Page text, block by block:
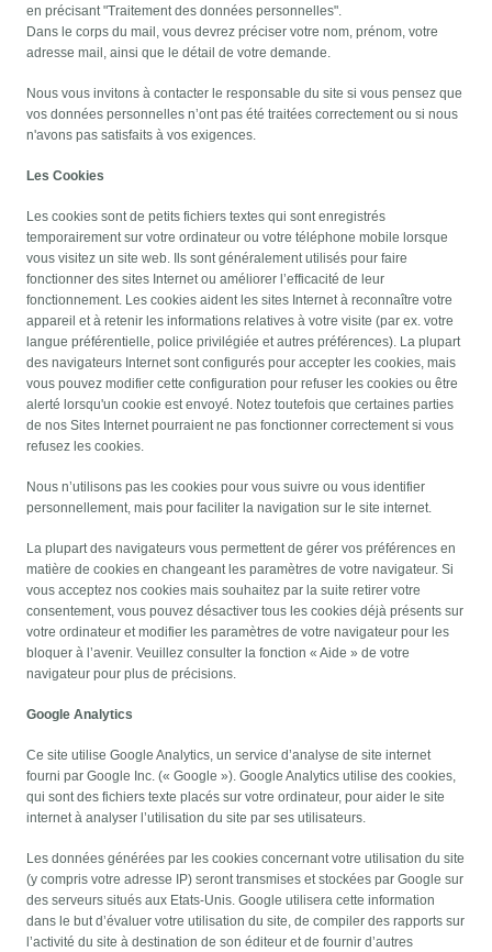
en précisant "Traitement des données personnelles".
Dans le corps du mail, vous devrez préciser votre nom, prénom, votre
adresse mail, ainsi que le détail de votre demande.
Nous vous invitons à contacter le responsable du site si vous pensez que
vos données personnelles n’ont pas été traitées correctement ou si nous
n'avons pas satisfaits à vos exigences.
Les Cookies
Les cookies sont de petits fichiers textes qui sont enregistrés
temporairement sur votre ordinateur ou votre téléphone mobile lorsque
vous visitez un site web. Ils sont généralement utilisés pour faire
fonctionner des sites Internet ou améliorer l’efficacité de leur
fonctionnement. Les cookies aident les sites Internet à reconnaître votre
appareil et à retenir les informations relatives à votre visite (par ex. votre
langue préférentielle, police privilégiée et autres préférences). La plupart
des navigateurs Internet sont configurés pour accepter les cookies, mais
vous pouvez modifier cette configuration pour refuser les cookies ou être
alerté lorsqu'un cookie est envoyé. Notez toutefois que certaines parties
de nos Sites Internet pourraient ne pas fonctionner correctement si vous
refusez les cookies.
Nous n’utilisons pas les cookies pour vous suivre ou vous identifier
personnellement, mais pour faciliter la navigation sur le site internet.
La plupart des navigateurs vous permettent de gérer vos préférences en
matière de cookies en changeant les paramètres de votre navigateur. Si
vous acceptez nos cookies mais souhaitez par la suite retirer votre
consentement, vous pouvez désactiver tous les cookies déjà présents sur
votre ordinateur et modifier les paramètres de votre navigateur pour les
bloquer à l’avenir. Veuillez consulter la fonction « Aide » de votre
navigateur pour plus de précisions.
Google Analytics
Ce site utilise Google Analytics, un service d’analyse de site internet
fourni par Google Inc. (« Google »). Google Analytics utilise des cookies,
qui sont des fichiers texte placés sur votre ordinateur, pour aider le site
internet à analyser l’utilisation du site par ses utilisateurs.
Les données générées par les cookies concernant votre utilisation du site
(y compris votre adresse IP) seront transmises et stockées par Google sur
des serveurs situés aux Etats-Unis. Google utilisera cette information
dans le but d’évaluer votre utilisation du site, de compiler des rapports sur
l’activité du site à destination de son éditeur et de fournir d’autres